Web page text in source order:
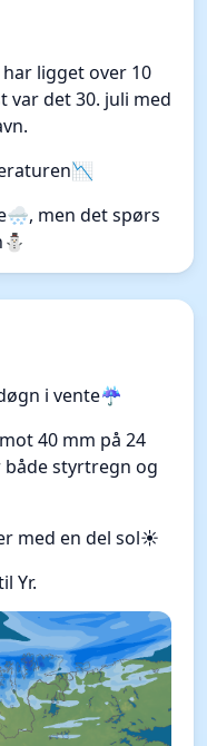
ligget over 10
det 30. juli med
men det spørs
i vente☔
40 mm på 24
styrtregn og
med en del sol☀️
Yr.